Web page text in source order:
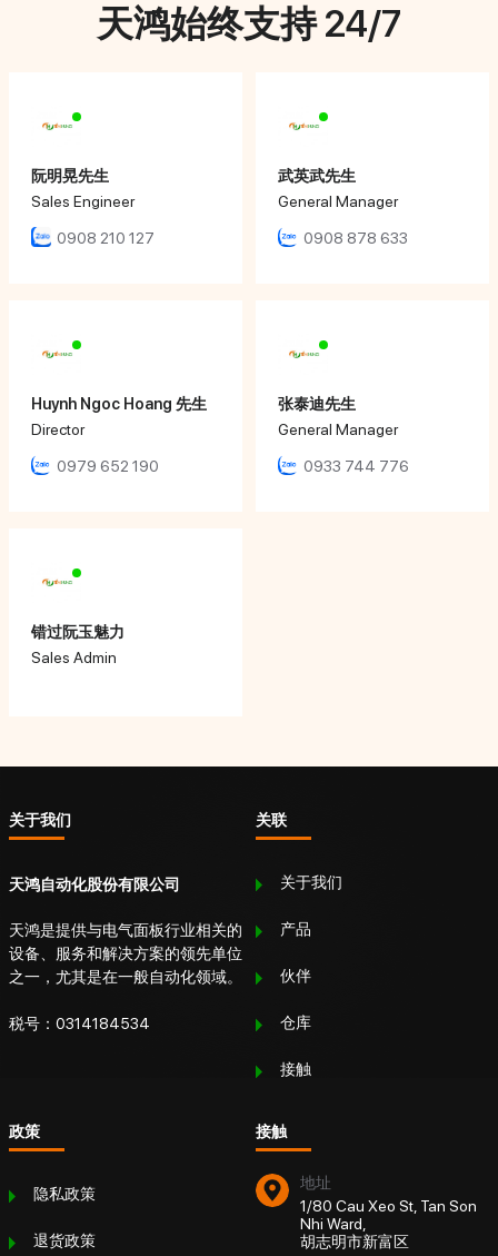
天鸿始终支持 24/7
阮明晃先生
Sales Engineer
0908 210 127
武英武先生
General Manager
0908 878 633
Huynh Ngoc Hoang 先生
Director
0979 652 190
张泰迪先生
General Manager
0933 744 776
错过阮玉魅力
Sales Admin
关于我们
天鸿自动化股份有限公司
天鸿是提供与电气面板行业相关的
设备、服务和解决方案的领先单位
之一，尤其是在一般自动化领域。
税号：0314184534
关联
关于我们
产品
伙伴
仓库
接触
政策
隐私政策
退货政策
接触
地址
1/80 Cau Xeo St, Tan Son
Nhi Ward,
胡志明市新富区